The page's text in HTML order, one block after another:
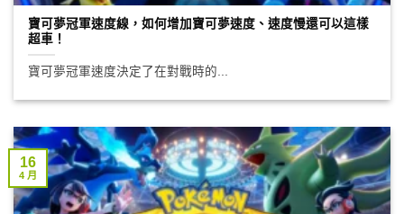
寶可夢冠軍速度線，如何增加寶可夢速度、速度慢還可以這樣
超車！
寶可夢冠軍速度決定了在對戰時的...
16
4 月